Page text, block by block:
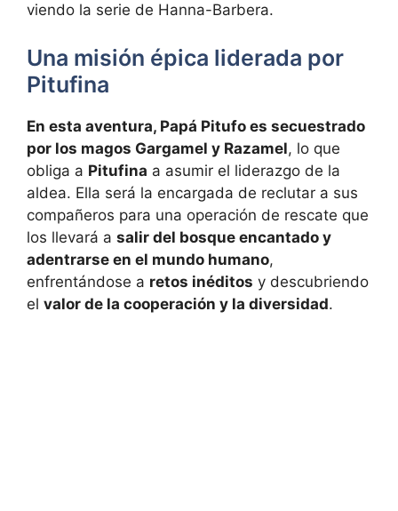
viendo la serie de Hanna-Barbera.
Una misión épica liderada por
Pitufina
En esta aventura, Papá Pitufo es secuestrado
por los magos Gargamel y Razamel, lo que
obliga a Pitufina a asumir el liderazgo de la
aldea. Ella será la encargada de reclutar a sus
compañeros para una operación de rescate que
los llevará a salir del bosque encantado y
adentrarse en el mundo humano,
enfrentándose a retos inéditos y descubriendo
el valor de la cooperación y la diversidad.